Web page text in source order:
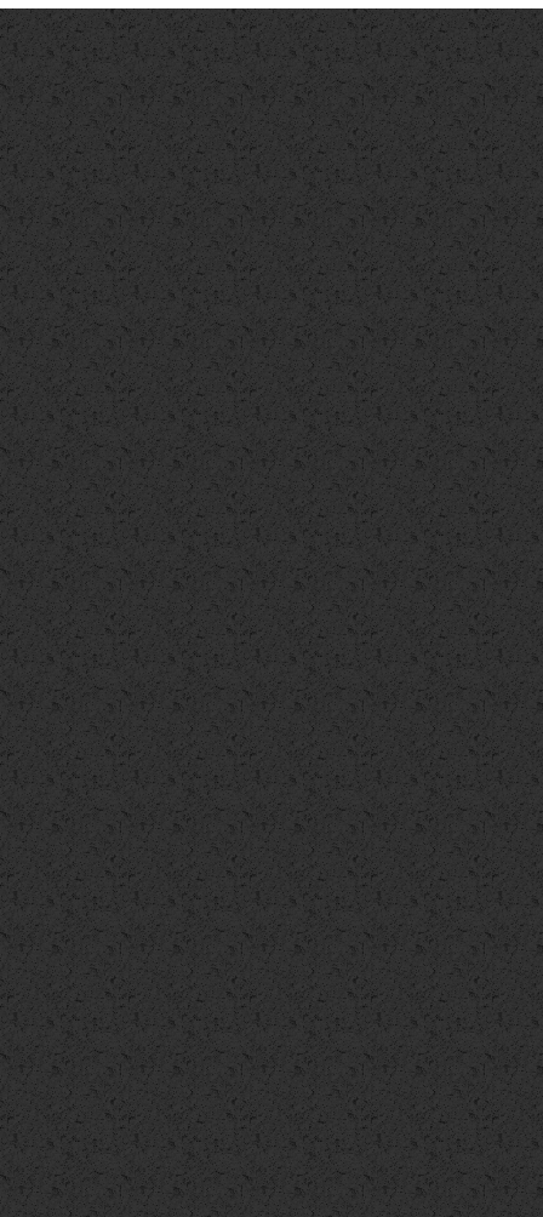
Casa Indipendente
€ 315.000
Casa Indipendente
€ 390.000
Casa
€ 455.000